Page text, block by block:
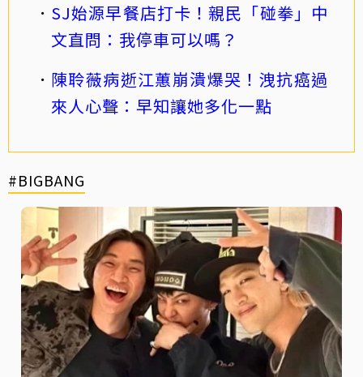
SJ始源早餐店打卡！親民「碰拳」中
文直問：我停車可以嗎？
陳聆薇病逝江蕙崩潰爆哭！洩抗癌過
來人心聲：早知讓她多化一點
#BIGBANG